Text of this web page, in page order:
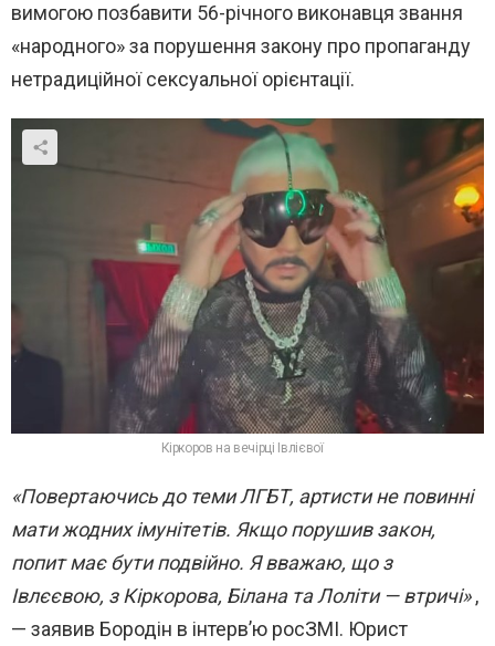
вимогою позбавити 56-річного виконавця звання
«народного» за порушення закону про пропаганду
нетрадиційної сексуальної орієнтації.
Кіркоров на вечірці Івлієвої
«Повертаючись до теми ЛГБТ, артисти не повинні
мати жодних імунітетів. Якщо порушив закон,
попит має бути подвійно. Я вважаю, що з
Івлєєвою, з Кіркорова, Білана та Лоліти — втричі»,
— заявив Бородін в інтерв’ю росЗМІ. Юрист